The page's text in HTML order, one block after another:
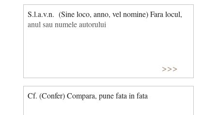
S.l.a.v.n. (Sine loco, anno, vel nomine) Fara locul,
anul sau numele autorului
>>>
Cf. (Confer) Compara, pune fata in fata